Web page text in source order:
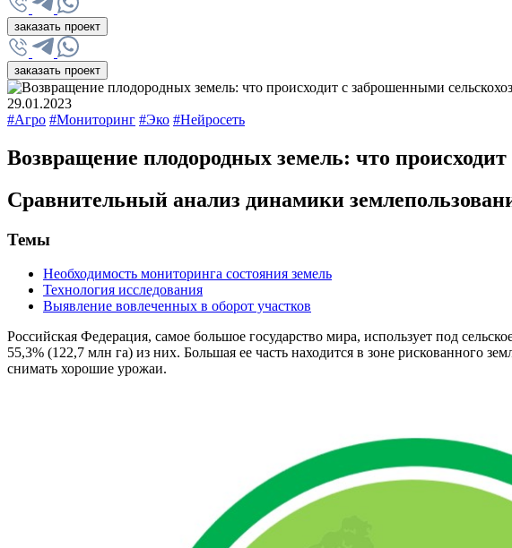
заказать проект
заказать проект
29.01.2023
#Агро #Мониторинг #Эко #Нейросеть
Возвращение плодородных земель: что
Сравнительный анализ динамики
Темы
Необходимость мониторинга состояния земель
Технология исследования
Выявление вовлеченных в оборот участков
Российская Федерация, самое большое государство мира, использует под
55,3% (122,7 млн га) из них. Большая ее часть находится в зоне рискованного
снимать хорошие урожаи.